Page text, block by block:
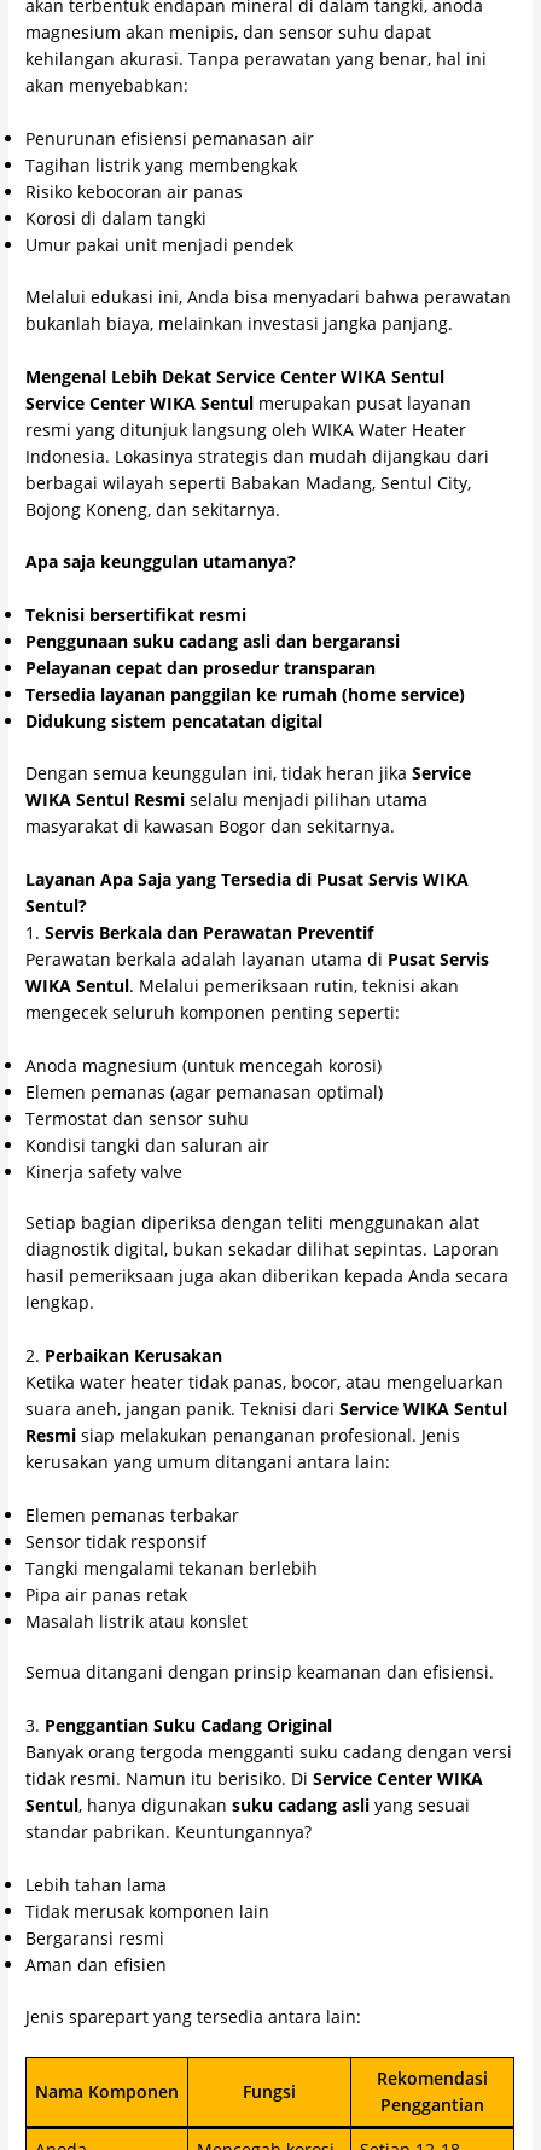
akan terbentuk endapan mineral di dalam tangki, anoda
magnesium akan menipis, dan sensor suhu dapat
kehilangan akurasi. Tanpa perawatan yang benar, hal ini
akan menyebabkan:
Penurunan efisiensi pemanasan air
Tagihan listrik yang membengkak
Risiko kebocoran air panas
Korosi di dalam tangki
Umur pakai unit menjadi pendek
Melalui edukasi ini, Anda bisa menyadari bahwa perawatan
bukanlah biaya, melainkan investasi jangka panjang.
Mengenal Lebih Dekat Service Center WIKA Sentul
Service Center WIKA Sentul merupakan pusat layanan
resmi yang ditunjuk langsung oleh WIKA Water Heater
Indonesia. Lokasinya strategis dan mudah dijangkau dari
berbagai wilayah seperti Babakan Madang, Sentul City,
Bojong Koneng, dan sekitarnya.
Apa saja keunggulan utamanya?
Teknisi bersertifikat resmi
Penggunaan suku cadang asli dan bergaransi
Pelayanan cepat dan prosedur transparan
Tersedia layanan panggilan ke rumah (home service)
Didukung sistem pencatatan digital
Dengan semua keunggulan ini, tidak heran jikaService
WIKA Sentul Resmi selalu menjadi pilihan utama
masyarakat di kawasan Bogor dan sekitarnya.
Layanan Apa Saja yang Tersedia di Pusat Servis WIKA
Sentul?
1.Servis Berkala dan Perawatan Preventif
Perawatan berkala adalah layanan utama di Pusat Servis
WIKA Sentul. Melalui pemeriksaan rutin, teknisi akan
mengecek seluruh komponen penting seperti:
Anoda magnesium (untuk mencegah korosi)
Elemen pemanas (agar pemanasan optimal)
Termostat dan sensor suhu
Kondisi tangki dan saluran air
Kinerja safety valve
Setiap bagian diperiksa dengan teliti menggunakan alat
diagnostik digital, bukan sekadar dilihat sepintas. Laporan
hasil pemeriksaan juga akan diberikan kepada Anda secara
lengkap.
2. Perbaikan Kerusakan
Ketika water heater tidak panas, bocor, atau mengeluarkan
suara aneh, jangan panik. Teknisi dariService WIKA Sentul
Resmi siap melakukan penanganan profesional. Jenis
kerusakan yang umum ditangani antara lain:
Elemen pemanas terbakar
Sensor tidak responsif
Tangki mengalami tekanan berlebih
Pipa air panas retak
Masalah listrik atau konslet
Semua ditangani dengan prinsip keamanan dan efisiensi.
3. Penggantian Suku Cadang Original
Banyak orang tergoda mengganti suku cadang dengan versi
tidak resmi. Namun itu berisiko. DiService Center WIKA
Sentul, hanya digunakansuku cadang asli yang sesuai
standar pabrikan. Keuntungannya?
Lebih tahan lama
Tidak merusak komponen lain
Bergaransi resmi
Aman dan efisien
Jenis sparepart yang tersedia antara lain:
Nama Komponen Fungsi
Rekomendasi
Penggantian